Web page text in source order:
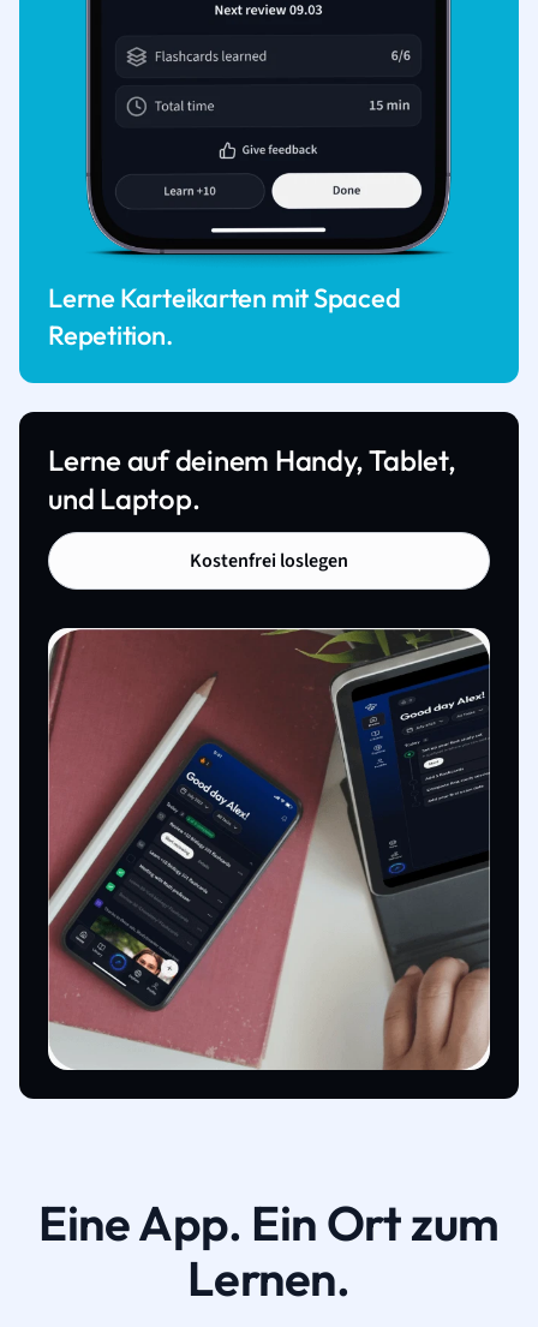
Lerne Karteikarten mit Spaced
Repetition.
Lerne auf deinem Handy, Tablet,
und Laptop.
Kostenfrei loslegen
Eine App. Ein Ort zum
Lernen.